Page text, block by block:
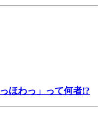
ほわっ」って何者!?